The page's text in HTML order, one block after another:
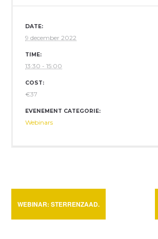
DATE:
9 december 2022
TIME:
13:30 - 15:00
COST:
€37
EVENEMENT CATEGORIE:
Webinars
WEBINAR: STERRENZAAD.